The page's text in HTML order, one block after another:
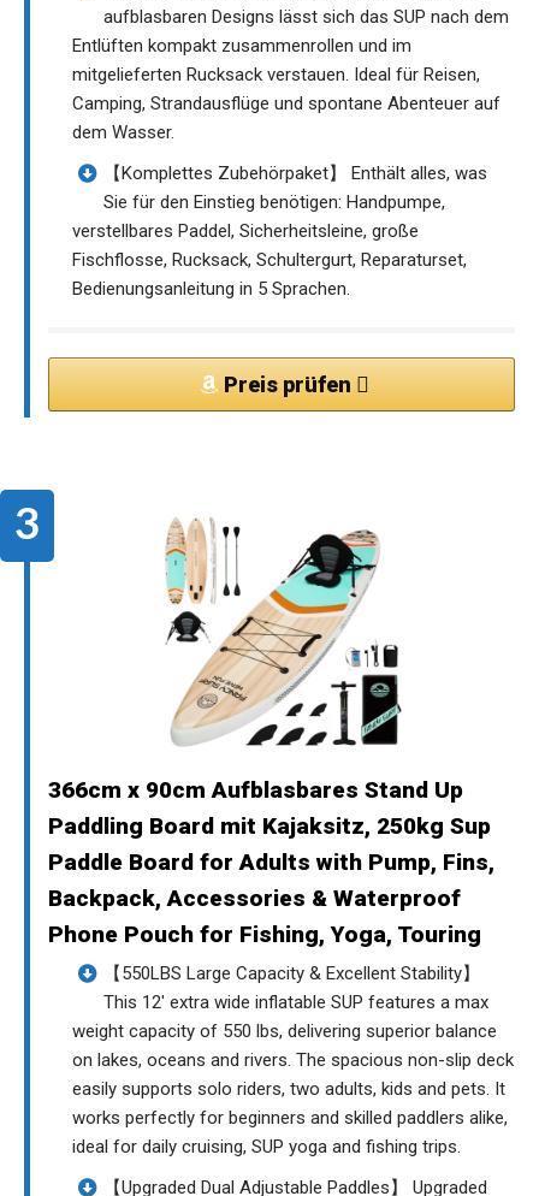
aufblasbaren Designs lässt sich das SUP nach dem
Entlüften kompakt zusammenrollen und im
mitgelieferten Rucksack verstauen. Ideal für Reisen,
Camping, Strandausflüge und spontane Abenteuer auf
dem Wasser.
【Komplettes Zubehörpaket】 Enthält alles, was
Sie für den Einstieg benötigen: Handpumpe,
verstellbares Paddel, Sicherheitsleine, große
Fischflosse, Rucksack, Schultergurt, Reparaturset,
Bedienungsanleitung in 5 Sprachen.
Preis prüfen
366cm x 90cm Aufblasbares Stand Up
Paddling Board mit Kajaksitz, 250kg Sup
Paddle Board for Adults with Pump, Fins,
Backpack, Accessories & Waterproof
Phone Pouch for Fishing, Yoga, Touring
【550LBS Large Capacity & Excellent Stability】
This 12' extra wide inflatable SUP features a max
weight capacity of 550 lbs, delivering superior balance
on lakes, oceans and rivers. The spacious non-slip deck
easily supports solo riders, two adults, kids and pets. It
works perfectly for beginners and skilled paddlers alike,
ideal for daily cruising, SUP yoga and fishing trips.
【Upgraded Dual Adjustable Paddles】 Upgraded